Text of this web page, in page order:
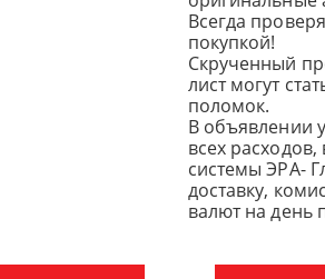
Всегда
покупкой!
Скрученный
лист могут
поломок.
В объявлении
всех
системы ЭРА-
доставку,
валют на день